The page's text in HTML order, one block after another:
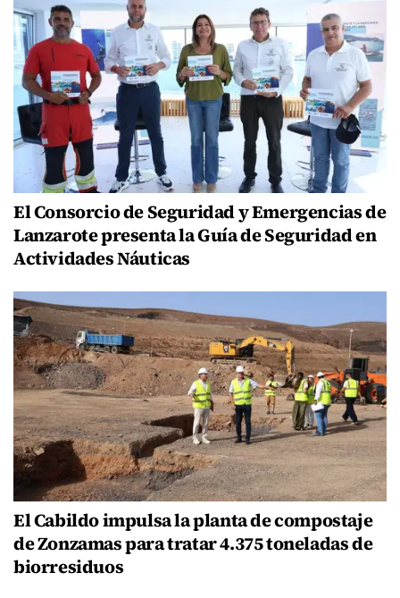
El Consorcio de Seguridad y Emergencias de
Lanzarote presenta la Guía de Seguridad en
Actividades Náuticas
El Cabildo impulsa la planta de compostaje
de Zonzamas para tratar 4.375 toneladas de
biorresiduos